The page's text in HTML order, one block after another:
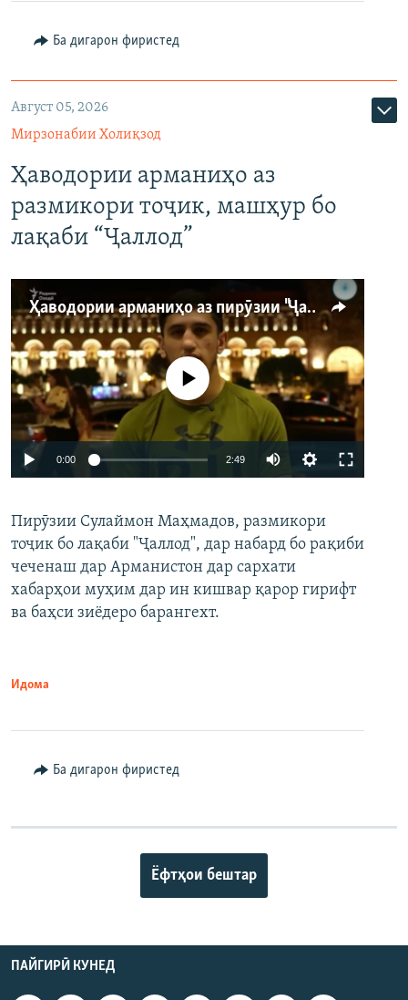
Ба дигарон фиристед
Август 05, 2026
Мирзонабии Холиқзод
Ҳаводории арманиҳо аз
размикори тоҷик, машҳур бо
лақаби “Ҷаллод”
Ҳаводории арманиҳо аз пирӯзии "Ҷаллод"-и тоҷик
Auto 240p 360p 480p
720p 1080p
Феълан кор намекунад
0:00 2:49
360p
480p
Пирӯзии Сулаймон Маҳмадов, размикори
тоҷик бо лақаби "Ҷаллод", дар набард бо рақиби
чеченаш дар Арманистон дар сархати
хабарҳои муҳим дар ин кишвар қарор гирифт
ва баҳси зиёдеро барангехт.
Идома
Ба дигарон фиристед
Ёфтҳои бештар
ПАЙГИРӢ КУНЕД